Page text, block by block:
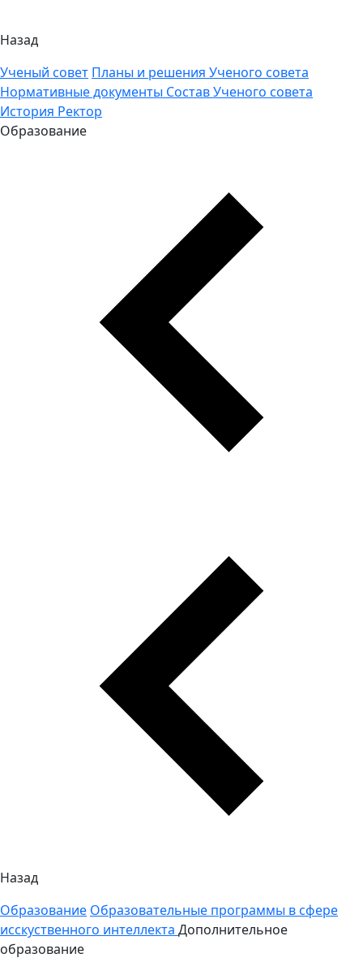
Назад
Ученый совет Планы и решения Ученого совета
Нормативные документы Состав Ученого совета
История Ректор
Образование
Назад
Образование Образовательные программы в сфере
исскуственного интеллекта Дополнительное
образование